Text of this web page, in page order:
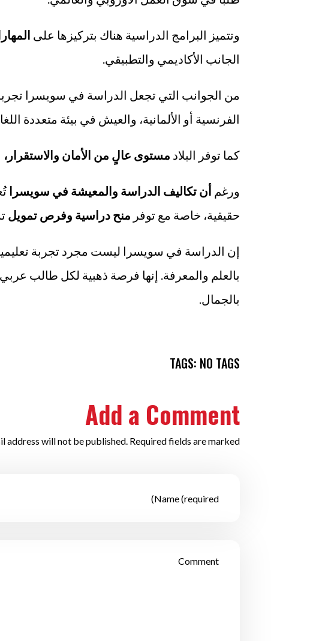
وتتميز البرامج الدراسية هناك بتركيزها على
الجانب الأكاديمي والتطبيقي.
من الجوانب التي تجعل الدراسة في سويسرا
الفرنسية أو الألمانية، والعيش في بيئة متعددة
كما توفر البلاد مستوى عالٍ من الأمان والاستقرار ،
ورغم أن تكاليف الدراسة والمعيشة في سويسرا
حقيقية، خاصة مع توفر منح دراسية وفرص تمويل
إن الدراسة في سويسرا ليست مجرد تجربة
بالعلم والمعرفة. إنها فرصة ذهبية لكل طالب
بالجمال.
TAGS: NO TAGS
Add a Comment
address will not be published. Required fields are marked *